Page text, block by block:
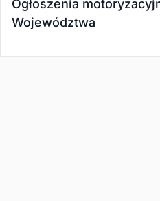
Ogłoszenia
Województwa